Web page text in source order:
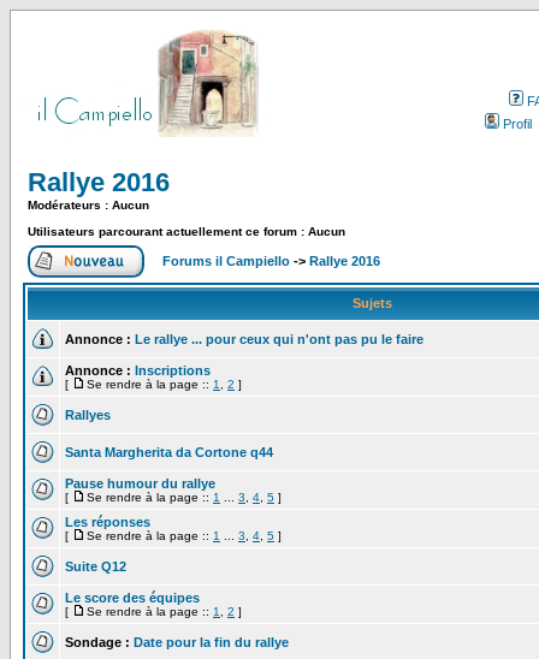
Profil
Rallye 2016
Modérateurs : Aucun
Utilisateurs parcourant actuellement ce forum : Aucun
Forums il Campiello -> Rallye 2016
Sujets
Annonce : Le rallye ... pour ceux qui n'ont pas pu le faire
Annonce : Inscriptions
[ Se rendre à la page :: 1 2 ]
Rallyes
Santa Margherita da Cortone q44
Pause humour du rallye
[ Se rendre à la page :: 1 3 4 5 ]
Les réponses
[ Se rendre à la page :: 1 3 4 5 ]
Suite Q12
Le score des équipes
[ Se rendre à la page :: 1 2 ]
Sondage : Date pour la fin du rallye